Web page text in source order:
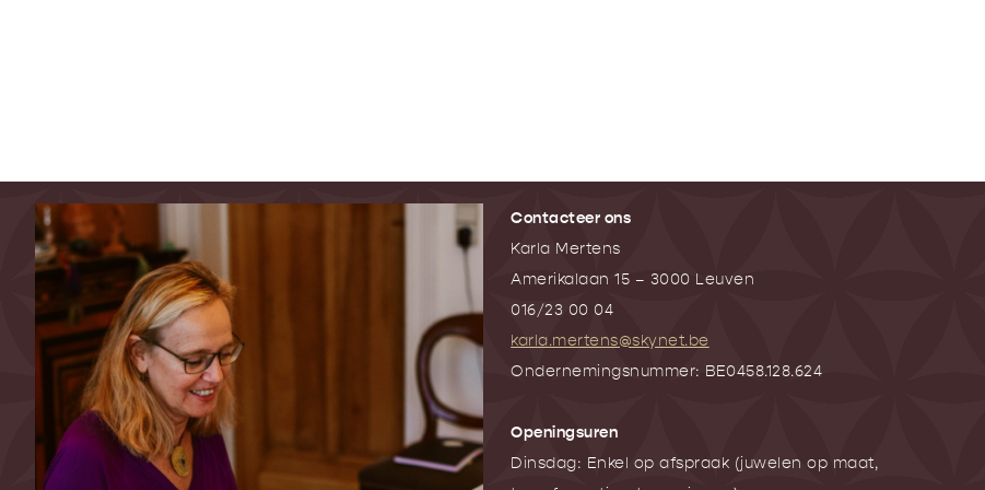
Contacteer ons
Karla Mertens
Amerikalaan 15 – 3000 Leuven
016/23 00 04
karla.mertens@skynet.be
Ondernemingsnummer: BE0458.128.624
Openingsuren
Dinsdag: Enkel op afspraak (juwelen op maat,